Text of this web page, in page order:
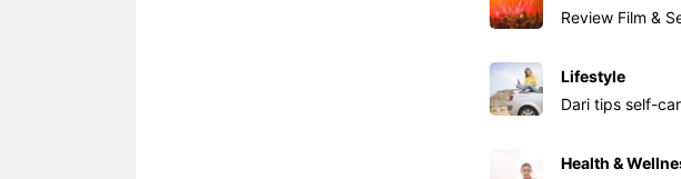
Review Film &
Lifestyle
Dari tips self-
Health &